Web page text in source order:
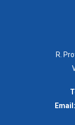
R.
Email: